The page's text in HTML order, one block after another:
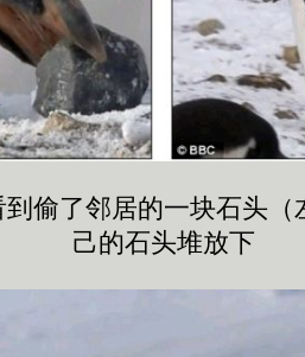
偷了邻居的一块石头（
己的石头堆放下